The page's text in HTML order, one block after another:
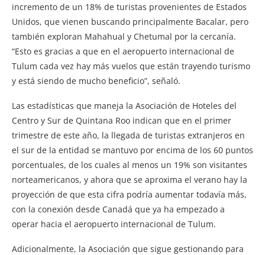
incremento de un 18% de turistas provenientes de Estados
Unidos, que vienen buscando principalmente Bacalar, pero
también exploran Mahahual y Chetumal por la cercanía.
“Esto es gracias a que en el aeropuerto internacional de
Tulum cada vez hay más vuelos que están trayendo turismo
y está siendo de mucho beneficio”, señaló.
Las estadísticas que maneja la Asociación de Hoteles del
Centro y Sur de Quintana Roo indican que en el primer
trimestre de este año, la llegada de turistas extranjeros en
el sur de la entidad se mantuvo por encima de los 60 puntos
porcentuales, de los cuales al menos un 19% son visitantes
norteamericanos, y ahora que se aproxima el verano hay la
proyección de que esta cifra podría aumentar todavía más,
con la conexión desde Canadá que ya ha empezado a
operar hacia el aeropuerto internacional de Tulum.
Adicionalmente, la Asociación que sigue gestionando para